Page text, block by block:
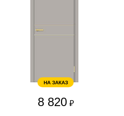
НА ЗАКАЗ
8 820 ₽